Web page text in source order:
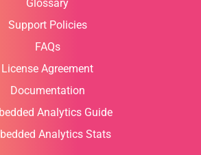
Glossary
Support Policies
FAQs
License Agreement
Documentation
Analytics Guide
Analytics Stats